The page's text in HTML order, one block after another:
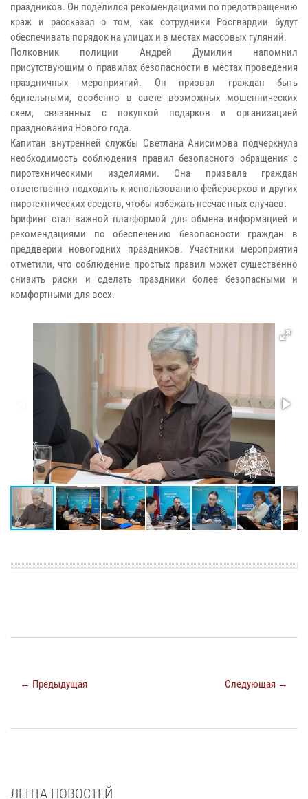
праздников. Он поделился рекомендациями по предотвращению
краж и рассказал о том, как сотрудники Росгвардии будут
обеспечивать порядок на улицах и в местах массовых гуляний.
Полковник полиции Андрей Думилин напомнил
присутствующим о правилах безопасности в местах проведения
праздничных мероприятий. Он призвал граждан быть
бдительными, особенно в свете возможных мошеннических
схем, связанных с покупкой подарков и организацией
празднования Нового года.
Капитан внутренней службы Светлана Анисимова подчеркнула
необходимость соблюдения правил безопасного обращения с
пиротехническими изделиями. Она призвала граждан
ответственно подходить к использованию фейерверков и других
пиротехнических средств, чтобы избежать несчастных случаев.
Брифинг стал важной платформой для обмена информацией и
рекомендациями по обеспечению безопасности граждан в
преддверии новогодних праздников. Участники мероприятия
отметили, что соблюдение простых правил может существенно
снизить риски и сделать праздники более безопасными и
комфортными для всех.
← Предыдущая Следующая →
ЛЕНТА НОВОСТЕЙ